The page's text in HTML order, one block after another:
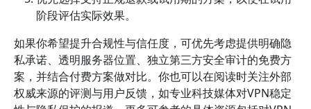
阶段评估实际效果。
如果你希望提升合规性与信任度，可优先考虑提供明确隐
私承诺、透明服务器位置、独立第三方安全审计的免费方
案，并结合付费方案做对比。你也可以在阅读时关注外部
权威来源的评测与用户反馈，如专业科技媒体对VPN稳定